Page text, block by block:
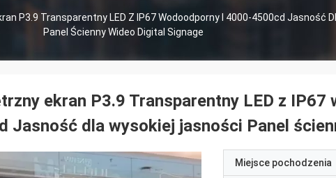
P3.9 Transparentny LED Z IP67 Wodoodporny I 4000-4500cd Jasność
Panel Ścienny Wideo Digital Signage
ekran P3.9 Transparentny LED z
Jasność dla wysokiej jasności Panel
Miejsce pochodzenia